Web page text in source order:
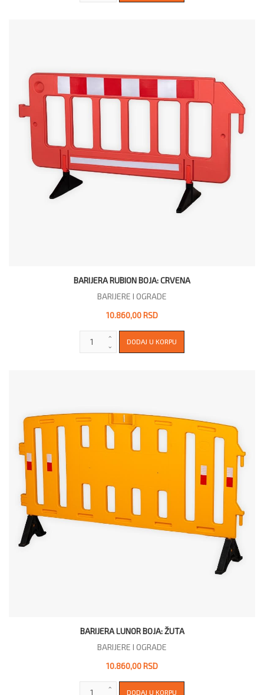
BARIJERA RUBION BOJA: CRVENA
BARIJERE I OGRADE
10.860,00 RSD
BARIJERA LUNOR BOJA: ŽUTA
BARIJERE I OGRADE
10.860,00 RSD